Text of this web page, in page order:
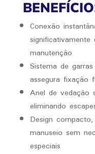
Conexão
manutenção
Sistema de
assegura fixação
Anel de vedação
eliminando
Design
manuseio sem
especiais